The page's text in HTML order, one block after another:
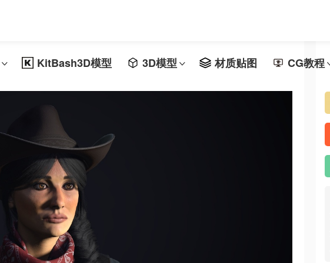
KitBash3D模型 3D模型 材质贴图 CG教程